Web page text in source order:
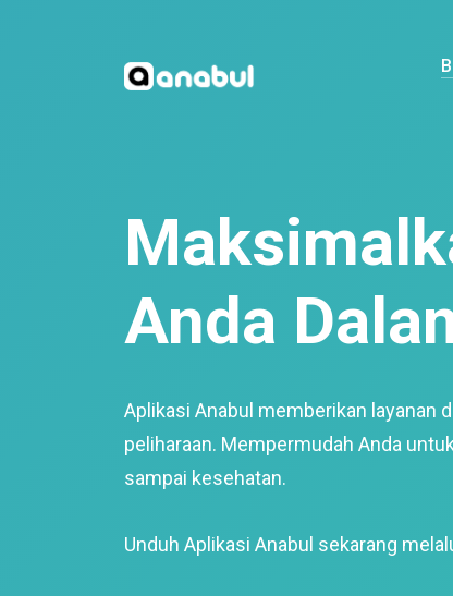
Anda
Aplikasi Anabul memberikan layanan
peliharaan. Mempermudah Anda
sampai kesehatan.
Unduh Aplikasi Anabul sekarang